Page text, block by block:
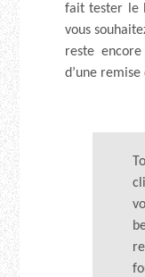
fait tester le
vous
reste
d’une remise